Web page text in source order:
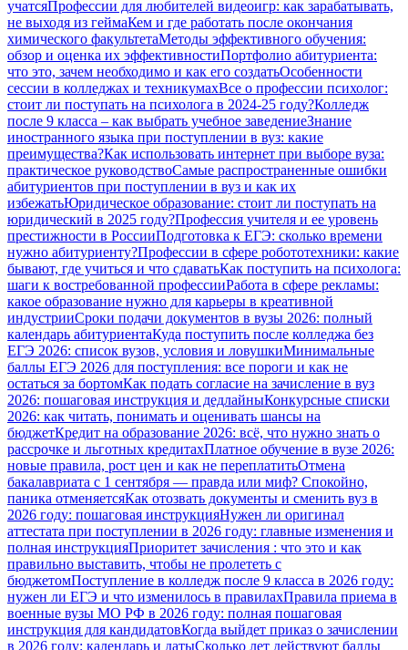
учатсяПрофессии для любителей видеоигр: как зарабатывать,
не выходя из геймаКем и где работать после окончания
химического факультетаМетоды эффективного обучения:
обзор и оценка их эффективностиПортфолио абитуриента:
что это, зачем необходимо и как его создатьОсобенности
сессии в колледжах и техникумахВсе о профессии психолог:
стоит ли поступать на психолога в 2024-25 году?Колледж
после 9 класса – как выбрать учебное заведениеЗнание
иностранного языка при поступлении в вуз: какие
преимущества?Как использовать интернет при выборе вуза:
практическое руководствоСамые распространенные ошибки
абитуриентов при поступлении в вуз и как их
избежатьЮридическое образование: стоит ли поступать на
юридический в 2025 году?Профессия учителя и ее уровень
престижности в РоссииПодготовка к ЕГЭ: сколько времени
нужно абитуриенту?Профессии в сфере робототехники: какие
бывают, где учиться и что сдаватьКак поступить на психолога:
шаги к востребованной профессииРабота в сфере рекламы:
какое образование нужно для карьеры в креативной
индустрииСроки подачи документов в вузы 2026: полный
календарь абитуриентаКуда поступить после колледжа без
ЕГЭ 2026: список вузов, условия и ловушкиМинимальные
баллы ЕГЭ 2026 для поступления: все пороги и как не
остаться за бортомКак подать согласие на зачисление в вуз
2026: пошаговая инструкция и дедлайныКонкурсные списки
2026: как читать, понимать и оценивать шансы на
бюджетКредит на образование 2026: всё, что нужно знать о
рассрочке и льготных кредитахПлатное обучение в вузе 2026:
новые правила, рост цен и как не переплатитьОтмена
бакалавриата с 1 сентября — правда или миф? Спокойно,
паника отменяетсяКак отозвать документы и сменить вуз в
2026 году: пошаговая инструкцияНужен ли оригинал
аттестата при поступлении в 2026 году: главные изменения и
полная инструкцияПриоритет зачисления : что это и как
правильно выставить, чтобы не пролететь с
бюджетомПоступление в колледж после 9 класса в 2026 году:
нужен ли ЕГЭ и что изменилось в правилахПравила приема в
военные вузы МО РФ в 2026 году: полная пошаговая
инструкция для кандидатовКогда выйдет приказ о зачислении
в 2026 году: календарь и датыСколько лет действуют баллы